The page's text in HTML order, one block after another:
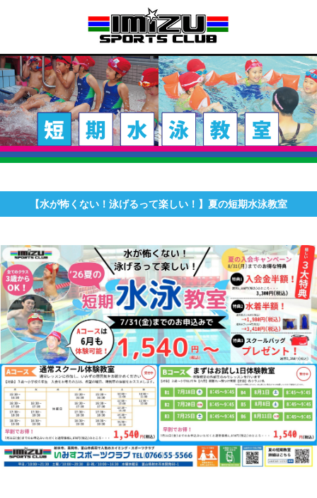
【水が怖くない！泳げるって楽しい！】夏の短期水泳教室